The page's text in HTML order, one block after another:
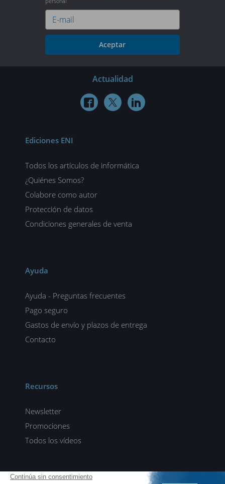
Aceptar
Actualidad
  
Ediciones ENI
Todos los artículos de informática
¿Quiénes Somos?
Colabore como autor
Protección de datos
Condiciones generales de venta
Ayuda
Ayuda - Preguntas frecuentes
Pago seguro
Gastos de envío y plazos de entrega
Contacto
Recursos
Newsletter
Promociones
Todos los vídeos